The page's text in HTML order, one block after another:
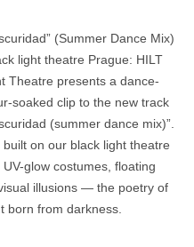
(Summer Dance Mix)
light theatre Prague: HILT
Theatre presents a dance-
soaked clip to the new track
(summer dance mix)”.
on our black light theatre
glow costumes, floating
illusions — the poetry of
born from darkness.